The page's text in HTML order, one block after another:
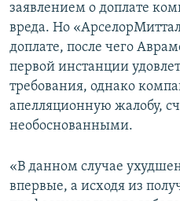
заявлением о доплате
вреда. Но
доплате, после чего
первой инстанции
требования, однако
апелляционную жалобу,
необоснованными.
«В данном случае
впервые, а исходя из